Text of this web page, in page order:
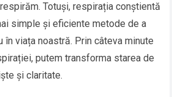
Totuși, respirația conștientă
simple și eficiente metode de a
în viața noastră. Prin câteva minute
putem transforma starea de
și claritate.